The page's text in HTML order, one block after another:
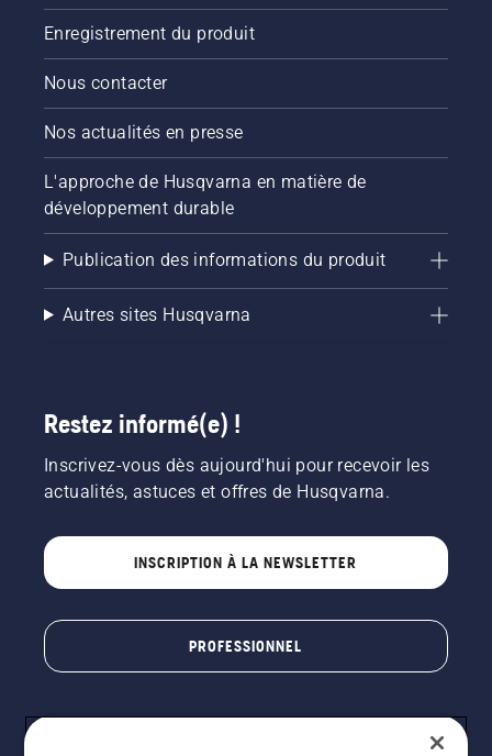
Enregistrement du produit
Nous contacter
Nos actualités en presse
L'approche de Husqvarna en matière de
développement durable
Publication des informations du produit
Autres sites Husqvarna
Restez informé(e) !
Inscrivez-vous dès aujourd'hui pour recevoir les
actualités, astuces et offres de Husqvarna.
INSCRIPTION À LA NEWSLETTER
PROFESSIONNEL